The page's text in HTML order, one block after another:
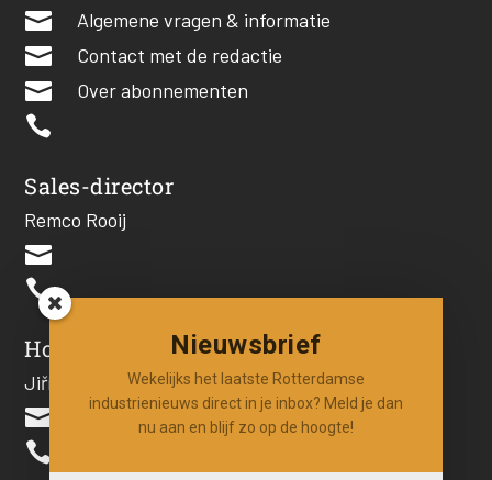
 Algemene vragen & informatie
 Contact met de redactie
 Over abonnementen

Sales-director
Remco Rooij


Hoofdredacteur
Jiří Hartog


Nieuwsbrief
Wekelijks het laatste Rotterdamse
industrienieuws direct in je inbox? Meld je dan
nu aan en blijf zo op de hoogte!